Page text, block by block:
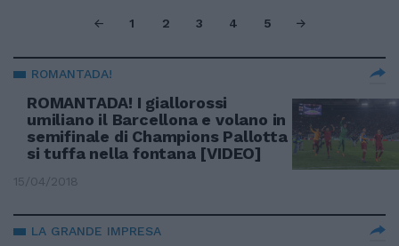
1 2 3 4 5
ROMANTADA!
ROMANTADA! I giallorossi
umiliano il Barcellona e volano in
semifinale di Champions Pallotta
si tuffa nella fontana [VIDEO]
15/04/2018
LA GRANDE IMPRESA